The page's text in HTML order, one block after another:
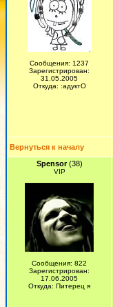
Сообщения: 1237
Зарегистрирован:
31.05.2005
Откуда: :адуктО
Вернуться к началу
Spensor(38)
VIP
Сообщения: 822
Зарегистрирован:
17.06.2005
Откуда: Питерец я